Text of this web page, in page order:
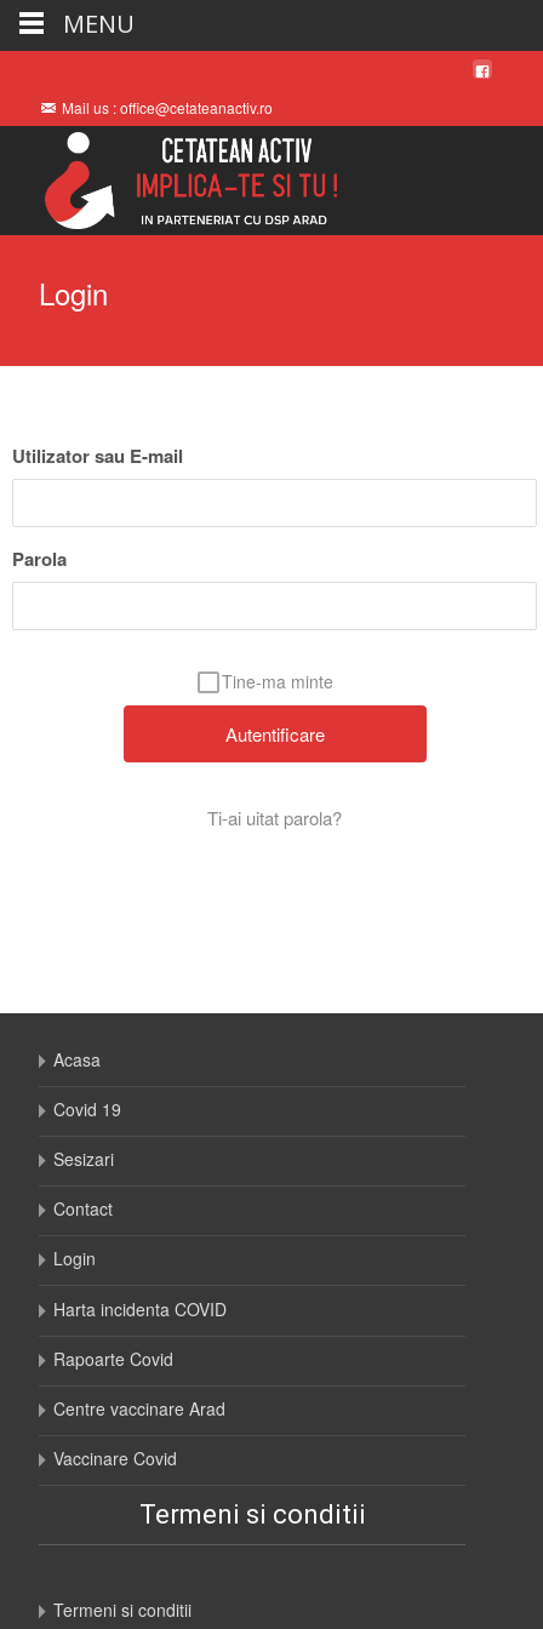
Mail us : office@cetateanactiv.ro
Login
Utilizator sau E-mail
Parola
Tine-ma minte
Ti-ai uitat parola?
Acasa
Covid 19
Sesizari
Contact
Login
Harta incidenta COVID
Rapoarte Covid
Centre vaccinare Arad
Vaccinare Covid
Termeni si conditii
Termeni si conditii
MENU